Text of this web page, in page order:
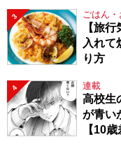
3 ごはん・
【旅
入れて
り方
4 連載
高校生
が青い
【10